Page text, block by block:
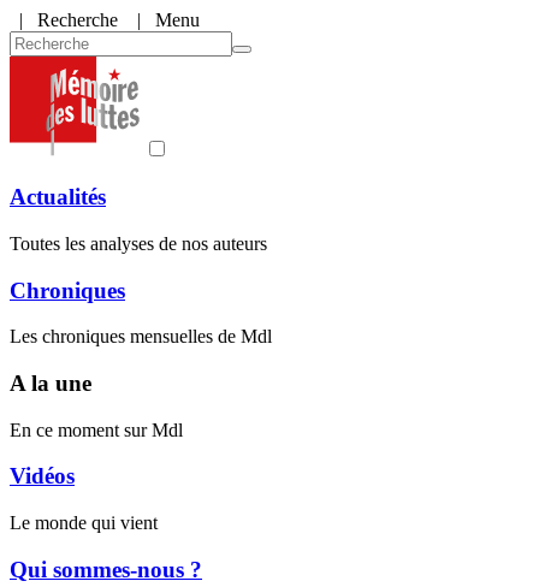
| Recherche | Menu
Actualités
Toutes les analyses de nos auteurs
Chroniques
Les chroniques mensuelles de Mdl
A la une
En ce moment sur Mdl
Vidéos
Le monde qui vient
Qui sommes-nous ?